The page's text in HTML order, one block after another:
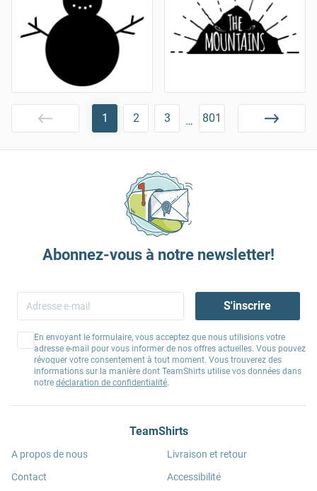
1 2 3 … 801
Abonnez-vous à notre newsletter!
S'inscrire
En envoyant le formulaire, vous acceptez que nous utilisions votre
adresse e-mail pour vous informer de nos offres actuelles. Vous pouvez
révoquer votre consentement à tout moment. Vous trouverez des
informations sur la manière dont TeamShirts utilise vos données dans
notre déclaration de confidentialité.
TeamShirts
A propos de nous
Contact
Livraison et retour
Accessibilité